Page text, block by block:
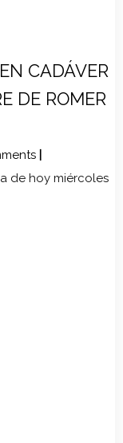
CADÁVER
DE ROMER
de hoy miércoles